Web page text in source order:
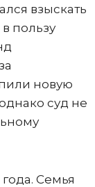
взыскать
пользу
новую
суд не
Семья